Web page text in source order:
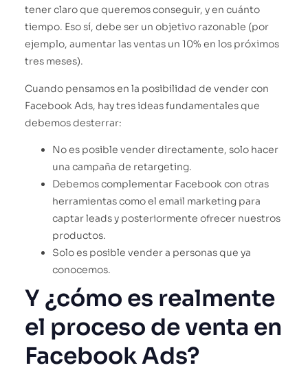
tener claro que queremos conseguir, y en cuánto
tiempo. Eso sí, debe ser un objetivo razonable (por
ejemplo, aumentar las ventas un 10% en los próximos
tres meses).
Cuando pensamos en la posibilidad de vender con
Facebook Ads, hay tres ideas fundamentales que
debemos desterrar:
No es posible vender directamente, solo hacer
una campaña de retargeting.
Debemos complementar Facebook con otras
herramientas como el email marketing para
captar leads y posteriormente ofrecer nuestros
productos.
Solo es posible vender a personas que ya
conocemos.
Y ¿cómo es realmente
el proceso de venta en
Facebook Ads?